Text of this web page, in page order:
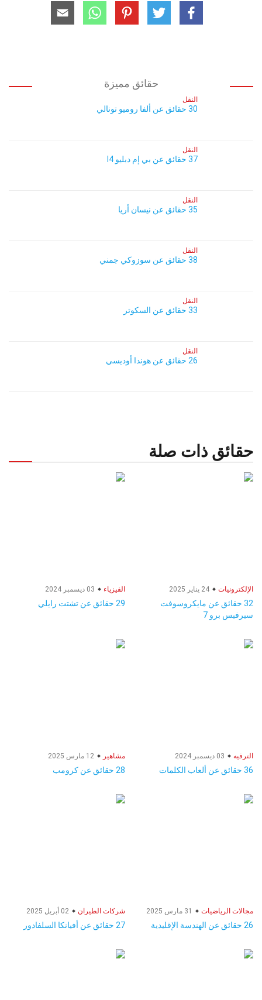
حقائق مميزة
النقل
30 حقائق عن ألفا روميو تونالي
النقل
37 حقائق عن بي إم دبليو I4
النقل
35 حقائق عن نيسان أريا
النقل
38 حقائق عن سوزوكي جمني
النقل
33 حقائق عن السكوتر
النقل
26 حقائق عن هوندا أوديسي
حقائق ذات صلة
الإلكترونيات
32 حقائق عن مايكروسوفت
سيرفيس برو 7
الفيزياء
29 حقائق عن تشتت رايلي
الترفيه
36 حقائق عن ألعاب الكلمات
مشاهير
28 حقائق عن كرومب
مجالات الرياضيات
26 حقائق عن الهندسة الإقليدية
شركات الطيران
27 حقائق عن أفيانكا السلفادور